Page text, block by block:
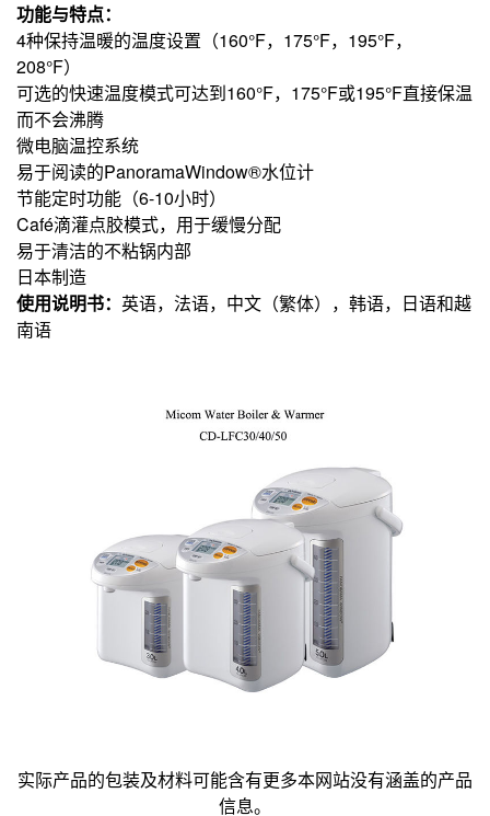
功能与特点：
4种保持温暖的温度设置（160°F，175°F，195°F，
208°F）
可选的快速温度模式可达到160°F，175°F或195°F直接保温
而不会沸腾
微电脑温控系统
易于阅读的PanoramaWindow®水位计
节能定时功能（6-10小时）
Café滴灌点胶模式，用于缓慢分配
易于清洁的不粘锅内部
日本制造
使用说明书： 英语，法语，中文（繁体），韩语，日语和越
南语
实际产品的包装及材料可能含有更多本网站没有涵盖的产品
信息。